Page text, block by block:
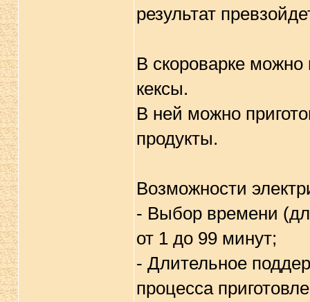
результат
В скороварке можно
кексы.
В ней можно
продукты.
Возможности
- Выбор времени
от 1 до 99 минут;
- Длительное
процесса